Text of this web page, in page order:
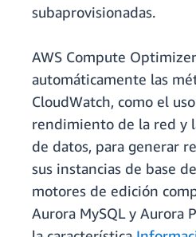
subaprovisionadas.
AWS Compute
automáticamente las
CloudWatch, como el
rendimiento de la red y
de datos, para generar
sus instancias de base
motores de edición
Aurora MySQL y Aurora